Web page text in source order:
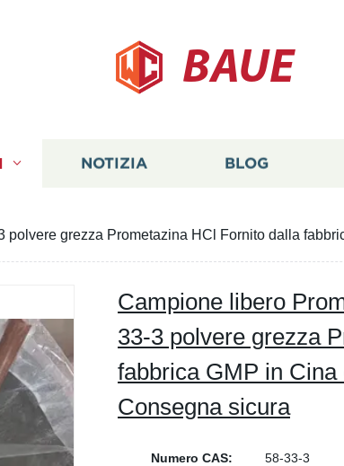
BAUE
NOTIZIA BLOG
grezza Prometazina HCl Fornito dalla
Campione libero
33-3 polvere grezza
fabbrica GMP in
Consegna sicura
Numero CAS:
58-33-3